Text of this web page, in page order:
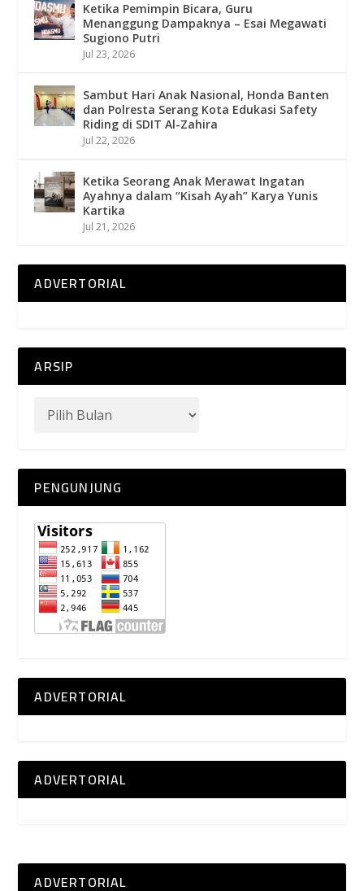
Ketika Pemimpin Bicara, Guru
Menanggung Dampaknya – Esai Megawati
Sugiono Putri
Jul 23, 2026
Sambut Hari Anak Nasional, Honda Banten
dan Polresta Serang Kota Edukasi Safety
Riding di SDIT Al-Zahira
Jul 22, 2026
Ketika Seorang Anak Merawat Ingatan
Ayahnya dalam “Kisah Ayah” Karya Yunis
Kartika
Jul 21, 2026
ADVERTORIAL
ARSIP
PENGUNJUNG
ADVERTORIAL
ADVERTORIAL
ADVERTORIAL